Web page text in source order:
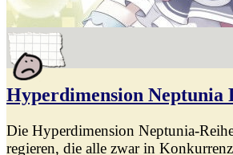
Hyperdimension Neptunia
Die Hyperdimension Neptunia-
regieren, die alle zwar in